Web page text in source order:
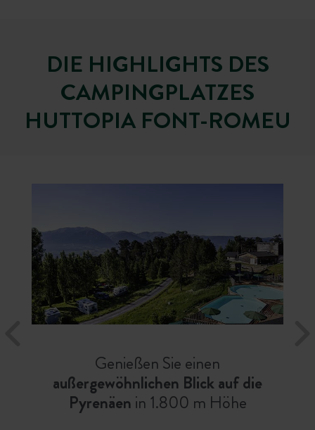
DIE HIGHLIGHTS DES
CAMPINGPLATZES
HUTTOPIA FONT-ROMEU
Genießen Sie einen
außergewöhnlichen Blick auf die
Pyrenäen in 1.800 m Höhe